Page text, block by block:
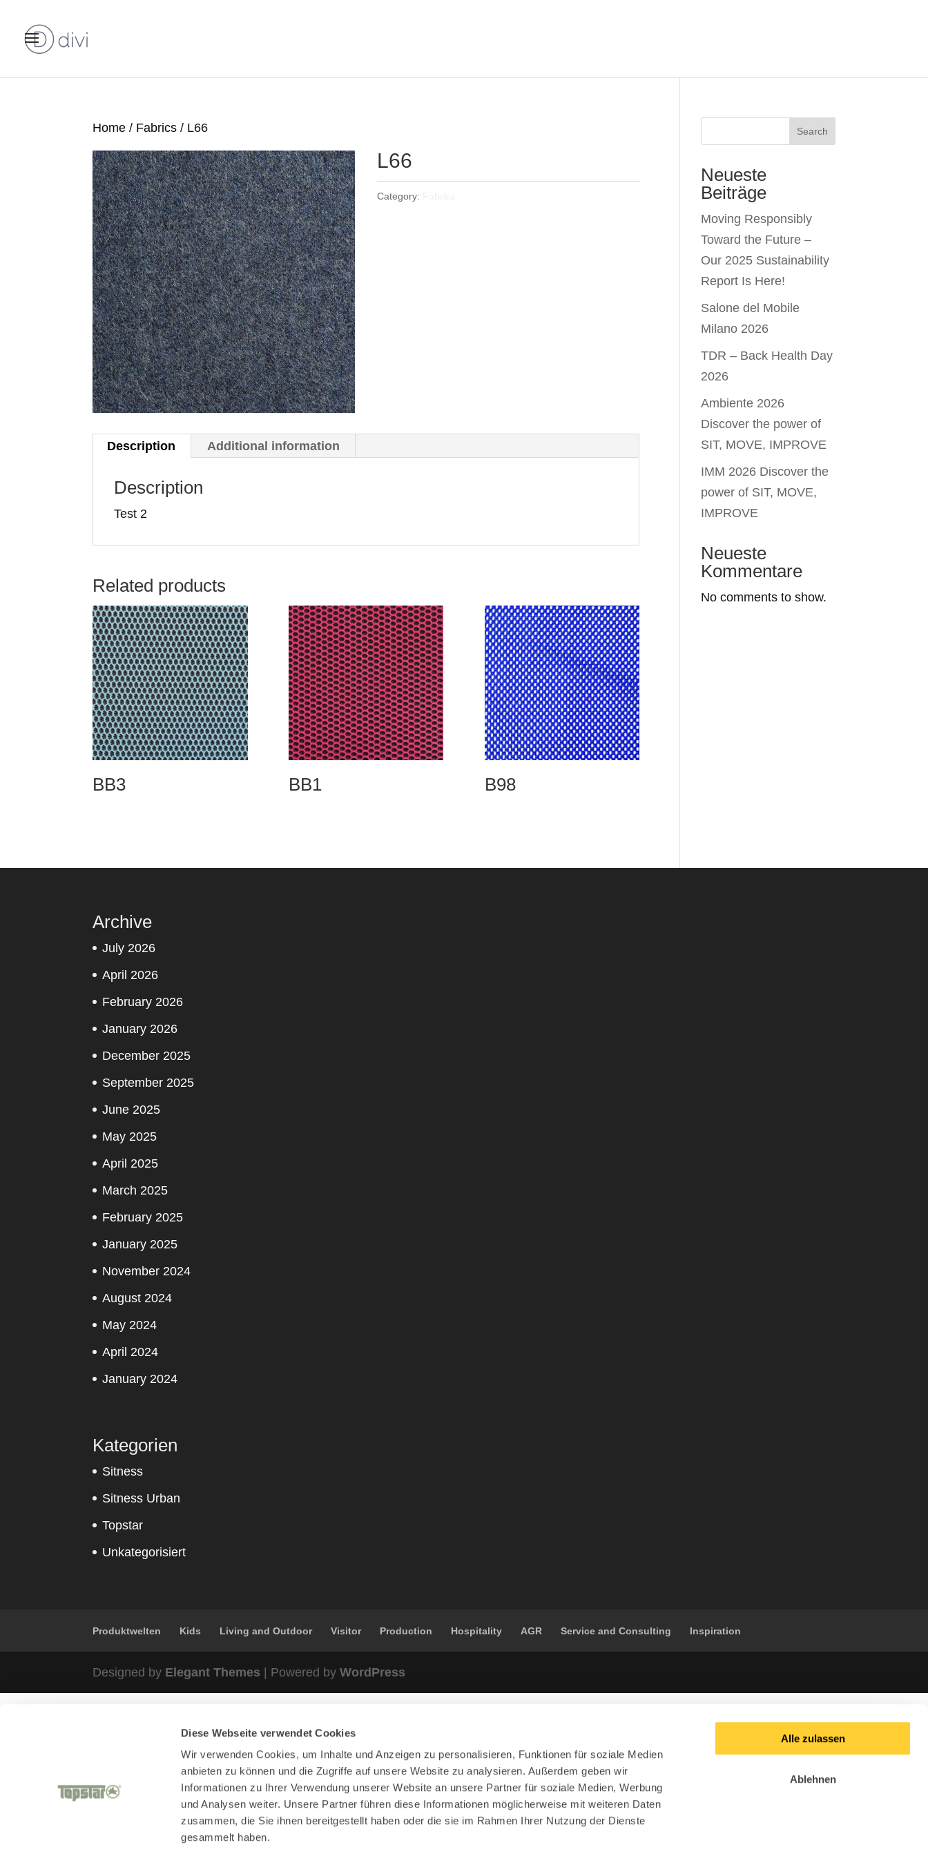
Diese Webseite verwendet Cookies
Wir verwenden Cookies, um Inhalte und Anzeigen zu personalisieren, Funktionen für soziale Medien
anbieten zu können und die Zugriffe auf unsere Website zu analysieren. Außerdem geben wir
Informationen zu Ihrer Verwendung unserer Website an unsere Partner für soziale Medien, Werbung
und Analysen weiter. Unsere Partner führen diese Informationen möglicherweise mit weiteren Daten
zusammen, die Sie ihnen bereitgestellt haben oder die sie im Rahmen Ihrer Nutzung der Dienste
gesammelt haben.
Alle zulassen
Ablehnen
Home / Fabrics / L66
L66
Category:
Description Additional information
Description
Test 2
Related products
BB3 BB1 B98
Search
Neueste
Beiträge
Moving Responsibly
Toward the Future –
Our 2025 Sustainability
Report Is Here!
Salone del Mobile
Milano 2026
TDR – Back Health Day
2026
Ambiente 2026
Discover the power of
SIT, MOVE, IMPROVE
IMM 2026 Discover the
power of SIT, MOVE,
IMPROVE
Neueste
Kommentare
No comments to show.
Archive
July 2026
April 2026
February 2026
January 2026
December 2025
September 2025
June 2025
May 2025
April 2025
March 2025
February 2025
January 2025
November 2024
August 2024
May 2024
April 2024
January 2024
Kategorien
Sitness
Sitness Urban
Topstar
Unkategorisiert
Produktwelten Kids Living and Outdoor Visitor Production Hospitality AGR Service and Consulting Inspiration
Designed by Elegant Themes | Powered byWordPress